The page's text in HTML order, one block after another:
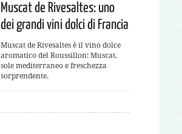
Muscat de Rivesaltes: uno
dei grandi vini dolci di Francia
Muscat de Rivesaltes è il vino dolce
aromatico del Roussillon: Muscat,
sole mediterraneo e freschezza
sorprendente.